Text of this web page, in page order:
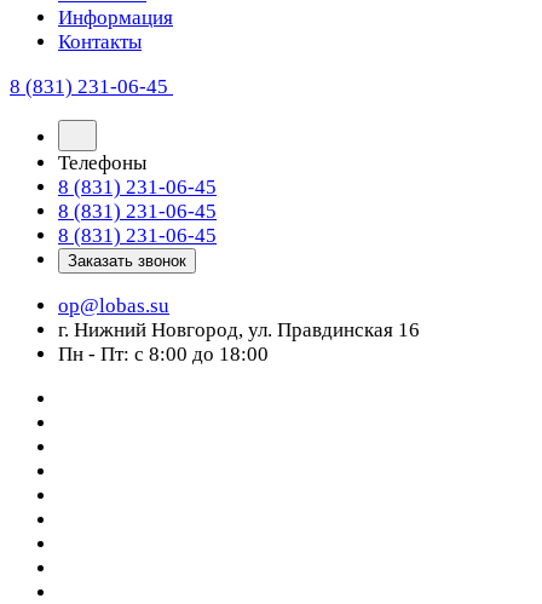
Информация
Контакты
8 (831) 231-06-45
Телефоны
8 (831) 231-06-45
8 (831) 231-06-45
8 (831) 231-06-45
Заказать звонок
op@lobas.su
г. Нижний Новгород, ул. Правдинская 16
Пн - Пт: с 8:00 до 18:00